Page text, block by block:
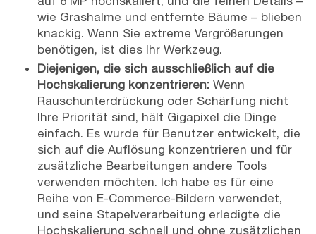
wie Grashalme und entfernte Bäume – blieben
knackig. Wenn Sie extreme Vergrößerungen
benötigen, ist dies Ihr Werkzeug.
Diejenigen, die sich ausschließlich auf die
Hochskalierung konzentrieren:Wenn
Rauschunterdrückung oder Schärfung nicht
Ihre Priorität sind, hält Gigapixel die Dinge
einfach. Es wurde für Benutzer entwickelt, die
sich auf die Auflösung konzentrieren und für
zusätzliche Bearbeitungen andere Tools
verwenden möchten. Ich habe es für eine
Reihe von E-Commerce-Bildern verwendet,
und seine Stapelverarbeitung erledigte die
Hochskalierung schnell und ohne zusätzlichen